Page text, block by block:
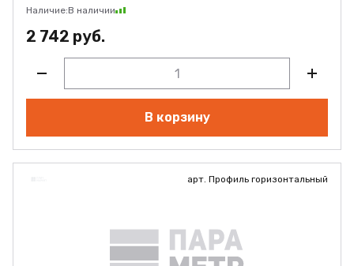
Наличие:В наличии
2 742 руб.
В корзину
арт. Профиль горизонтальный